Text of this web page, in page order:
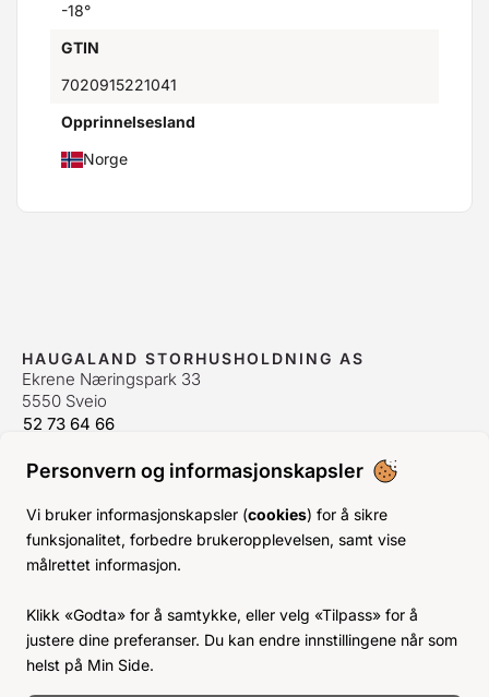
Personvern og informasjonskapsler
Vi bruker informasjonskapsler (cookies) for å sikre
funksjonalitet, forbedre brukeropplevelsen, samt vise
målrettet informasjon.
Klikk «Godta» for å samtykke, eller velg «Tilpass» for å
justere dine preferanser. Du kan endre innstillingene når som
helst på Min Side.
-18°
GTIN
7020915221041
Opprinnelsesland
Norge
HAUGALAND STORHUSHOLDNING AS
Ekrene Næringspark 33
5550 Sveio
52 73 64 66
ÅPNINGSTIDER
Man-Fre:07–15
Lør-Søn: Stengt
Helligdager: Stengt
KJØPSVILKÅR
BLI KUNDE